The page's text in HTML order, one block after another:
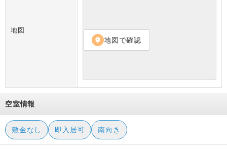
地図
location_on 地図で確認
空室情報
敷金なし 即入居可 南向き